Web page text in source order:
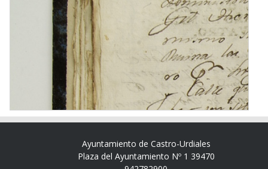
Ayuntamiento de Castro-Urdiales
Plaza del Ayuntamiento Nº 1 39470